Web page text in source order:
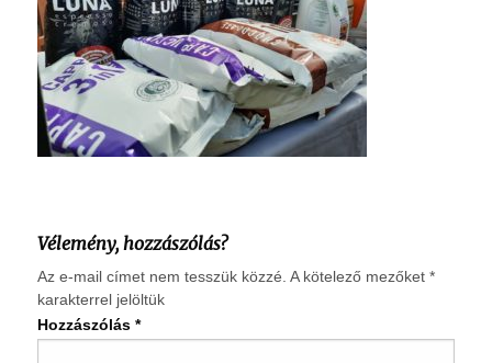
Vélemény, hozzászólás?
Az e-mail címet nem tesszük közzé. A kötelező mezőket *
karakterrel jelöltük
Hozzászólás *